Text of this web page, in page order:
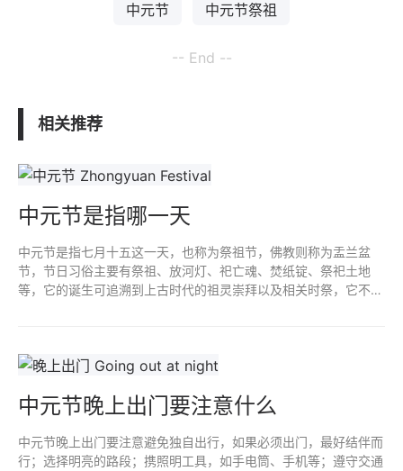
中元节 中元节祭祖
-- End --
相关推荐
中元节是指哪一天
中元节是指七月十五这一天，也称为祭祖节，佛教则称为盂兰盆
节，节日习俗主要有祭祖、放河灯、祀亡魂、焚纸锭、祭祀土地
等，它的诞生可追溯到上古时代的祖灵崇拜以及相关时祭，它不仅
中元节晚上出门要注意什么
中元节晚上出门要注意避免独自出行，如果必须出门，最好结伴而
行；选择明亮的路段；携照明工具，如手电筒、手机等；遵守交通